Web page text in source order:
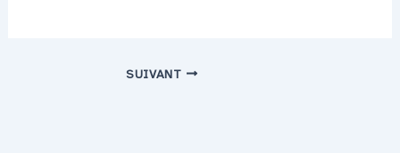
SUIVANT